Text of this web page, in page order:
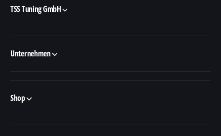
TSS Tuning GmbH
Unternehmen
Shop